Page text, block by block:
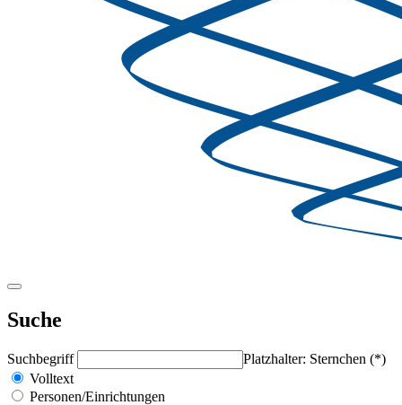
Suche
Suchbegriff
Platzhalter: Sternchen (*)
Volltext
Personen/Einrichtungen